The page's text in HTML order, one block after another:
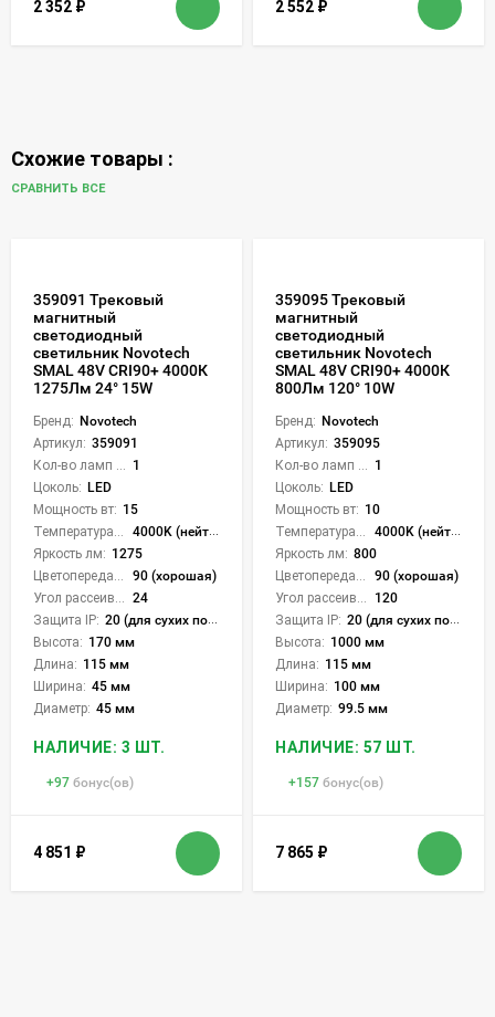
2 352 ₽ 2 552 ₽
Схожие товары :
СРАВНИТЬ ВСЕ
359091 Трековый
магнитный
светодиодный
светильник Novotech
SMAL 48V CRI90+ 4000К
1275Лм 24° 15W
Бренд: Novotech
Артикул: 359091
1
Цоколь: LED
Мощность вт: 15
4000K (нейтральный)
Яркость лм: 1275
90 (хорошая)
24
Защита IP: 20 (для сухих пом.)
Высота: 170 мм
Длина: 115 мм
Ширина: 45 мм
Диаметр: 45 мм
НАЛИЧИЕ: 3 ШТ.
+97 бонус(ов)
4 851 ₽
359095 Трековый
магнитный
светодиодный
светильник Novotech
SMAL 48V CRI90+ 4000К
800Лм 120° 10W
Бренд: Novotech
Артикул: 359095
1
Цоколь: LED
Мощность вт: 10
4000K (нейтральный)
Яркость лм: 800
90 (хорошая)
120
Защита IP: 20 (для сухих пом.)
Высота: 1000 мм
Длина: 115 мм
Ширина: 100 мм
Диаметр: 99.5 мм
НАЛИЧИЕ: 57 ШТ.
+157 бонус(ов)
7 865 ₽